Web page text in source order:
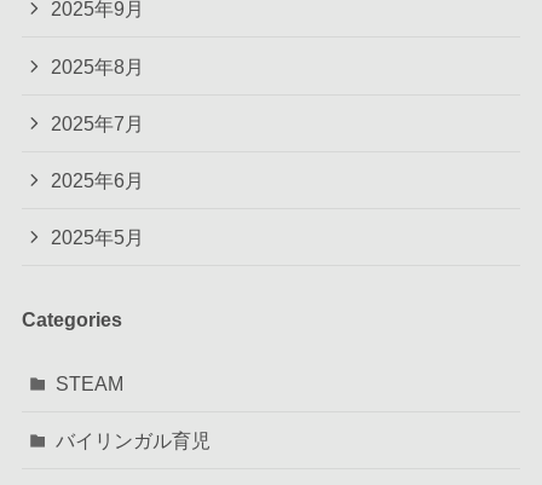
2025年9月
2025年8月
2025年7月
2025年6月
2025年5月
Categories
STEAM
バイリンガル育児